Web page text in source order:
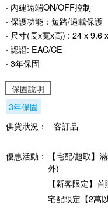
‧ 內建遠端ON/OFF控制
‧ 保護功能：短路/過載保護
‧ 尺寸(長x寬x高) : 24 x 9.6
‧ 認證: EAC/CE
‧ 3年保固
保固說明
3年保固
供貨狀況：
客訂品
優惠活動：
【宅配/超取】
外)
【新客限定】
宅配限定【2萬